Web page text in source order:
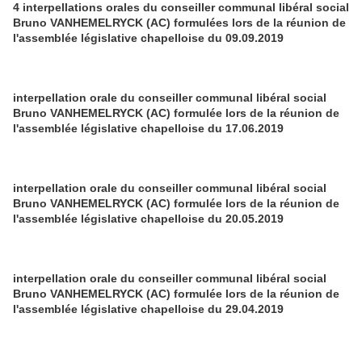
4 interpellations orales du conseiller communal libéral social
Bruno VANHEMELRYCK (AC) formulées lors de la réunion de
l'assemblée législative chapelloise du 09.09.2019
interpellation orale du conseiller communal libéral social
Bruno VANHEMELRYCK (AC) formulée lors de la réunion de
l'assemblée législative chapelloise du 17.06.2019
interpellation orale du conseiller communal libéral social
Bruno VANHEMELRYCK (AC) formulée lors de la réunion de
l'assemblée législative chapelloise du 20.05.2019
interpellation orale du conseiller communal libéral social
Bruno VANHEMELRYCK (AC) formulée lors de la réunion de
l'assemblée législative chapelloise du 29.04.2019